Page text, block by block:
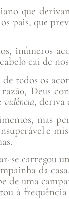
que
pais, que
inúmeros
cai de
todos os
Deus
vidência, deriva
mas
e
se
da
de uma
à